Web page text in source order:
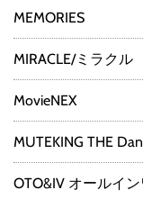
MEMORIES
MIRACLE/ミラクル
MovieNEX
MUTEKING THE
OTO&IV オールイ